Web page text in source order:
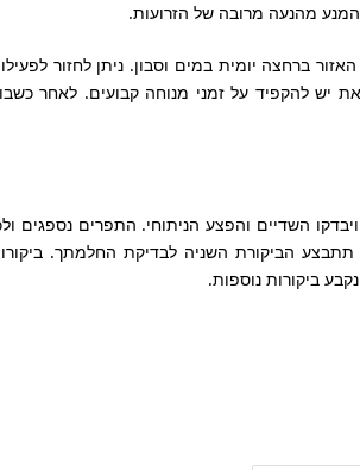
מהנעה מרובה של הזרועות.
ברחצה יומית במים וסבון. ניתן לחזור
יש להקפיד על זמני מנוחה קבועים. לאחר
השדיים והפצע הניתוחי. התפרים נספגים
הביקורת השניה לבדיקת החלמתך.